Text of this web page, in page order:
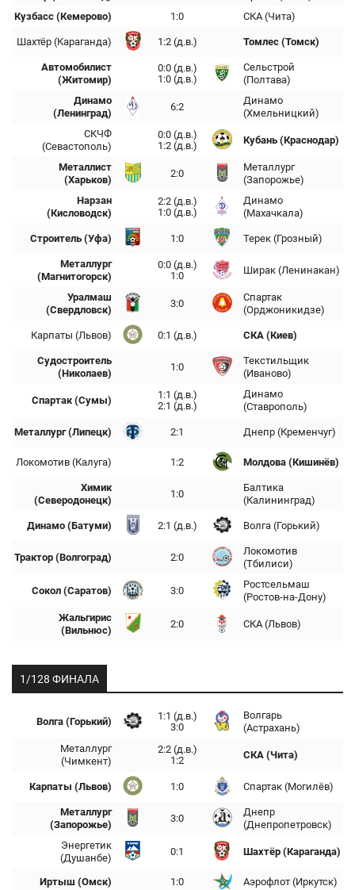
Кузбасс (Кемерово)
1:0 СКА (Чита)
Шахтёр (Караганда) 1:2 (д.в.) Томлес (Томск)
Автомобилист
(Житомир)
0:0 (д.в.)
1:0 (д.в.)
Сельстрой
(Полтава)
Динамо
(Ленинград)
6:2
Динамо
(Хмельницкий)
СКЧФ
(Севастополь)
0:0 (д.в.)
1:2 (д.в.)
Кубань (Краснодар)
Металлист
(Харьков)
2:0
Металлург
(Запорожье)
Нарзан
(Кисловодск)
2:2 (д.в.)
1:0 (д.в.)
Динамо
(Махачкала)
Строитель (Уфа) 1:0 Терек (Грозный)
Металлург
(Магнитогорск)
0:0 (д.в.)
1:0
Ширак (Ленинакан)
Уралмаш
(Свердловск)
3:0
Спартак
(Орджоникидзе)
Карпаты (Львов) 0:1 (д.в.) СКА (Киев)
Судостроитель
(Николаев)
1:0
Текстильщик
(Иваново)
Спартак (Сумы)
1:1 (д.в.)
2:1 (д.в.)
Динамо
(Ставрополь)
Металлург (Липецк) 2:1 Днепр (Кременчуг)
Локомотив (Калуга) 1:2 Молдова (Кишинёв)
Химик
(Северодонецк)
1:0
Балтика
(Калининград)
Динамо (Батуми) 2:1 (д.в.) Волга (Горький)
Трактор (Волгоград) 2:0
Локомотив
(Тбилиси)
Сокол (Саратов) 3:0
Ростсельмаш
(Ростов-на-Дону)
Жальгирис
(Вильнюс)
2:0 СКА (Львов)
1/128 ФИНАЛА
Волга (Горький)
1:1 (д.в.)
3:0
Волгарь
(Астрахань)
Металлург
(Чимкент)
2:2 (д.в.)
1:2
СКА (Чита)
Карпаты (Львов) 1:0 Спартак (Могилёв)
Металлург
(Запорожье)
3:0
Днепр
(Днепропетровск)
Энергетик
(Душанбе)
0:1 Шахтёр (Караганда)
Иртыш (Омск) 1:0 Аэрофлот (Иркутск)